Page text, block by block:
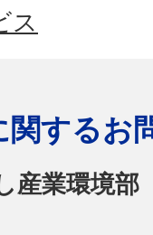
ス
関するお
産業環境